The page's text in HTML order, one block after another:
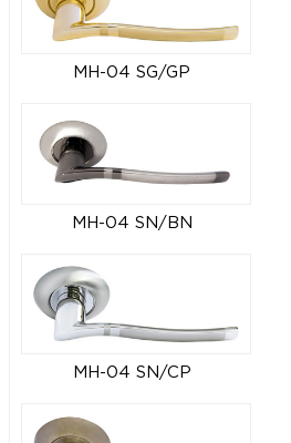
MH-04 SG/GP
MH-04 SN/BN
MH-04 SN/CP